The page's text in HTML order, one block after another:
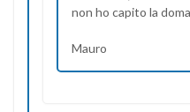
non ho capito la
Mauro